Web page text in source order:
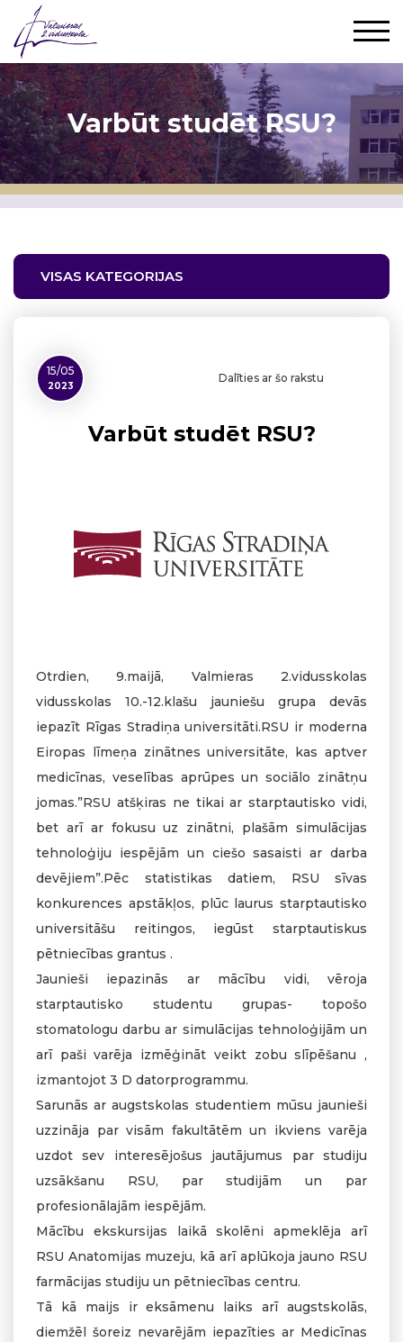
Varbūt studēt RSU?
VISAS KATEGORIJAS
15/05
2023
Dalīties ar šo rakstu
Varbūt studēt RSU?
Otrdien, 9.maijā, Valmieras 2.vidusskolas
vidusskolas 10.-12.klašu jauniešu grupa devās
iepazīt Rīgas Stradiņa universitāti.RSU ir moderna
Eiropas līmeņa zinātnes universitāte, kas aptver
medicīnas, veselības aprūpes un sociālo zinātņu
jomas.”RSU atšķiras ne tikai ar starptautisko vidi,
bet arī ar fokusu uz zinātni, plašām simulācijas
tehnoloģiju iespējām un ciešo sasaisti ar darba
devējiem”.Pēc statistikas datiem, RSU sīvas
konkurences apstākļos, plūc laurus starptautisko
universitāšu reitingos, iegūst starptautiskus
pētniecības grantus .
Jaunieši iepazinās ar mācību vidi, vēroja
starptautisko studentu grupas- topošo
stomatologu darbu ar simulācijas tehnoloģijām un
arī paši varēja izmēģināt veikt zobu slīpēšanu ,
izmantojot 3 D datorprogrammu.
Sarunās ar augstskolas studentiem mūsu jaunieši
uzzināja par visām fakultātēm un ikviens varēja
uzdot sev interesējošus jautājumus par studiju
uzsākšanu RSU, par studijām un par
profesionālajām iespējām.
Mācību ekskursijas laikā skolēni apmeklēja arī
RSU Anatomijas muzeju, kā arī aplūkoja jauno RSU
farmācijas studiju un pētniecības centru.
Tā kā maijs ir eksāmenu laiks arī augstskolās,
diemžēl šoreiz nevarējām iepazīties ar Medicīnas